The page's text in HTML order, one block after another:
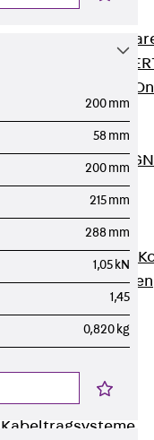
JORDAHL®
JORDAHL® JVB
ISOCHECK
ISODESIGN
FERBOX®-
und BIM
Services
Beratung, Planung,
Lösungen
Zurück Produkte
Kabeltragsysteme
200 mm
58 mm
200 mm
215 mm
288 mm
1,05 kN
1,45
0,820 kg